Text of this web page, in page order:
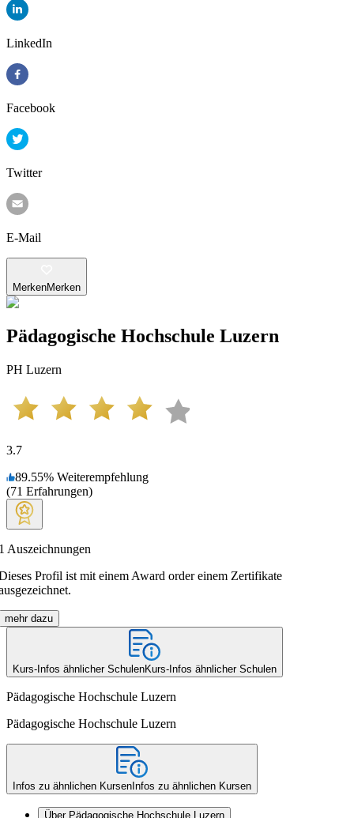
LinkedIn
Facebook
Twitter
E-Mail
MerkenMerken
Pädagogische Hochschule Luzern
PH Luzern
3.7
89.55% Weiterempfehlung
(71 Erfahrungen)
Auszeichnungen
Profil ist mit einem Award order einem Zertifikate
mehr dazu
Kurs-Infos ähnlicher SchulenKurs-Infos ähnlicher Schulen
Pädagogische Hochschule Luzern
Pädagogische Hochschule Luzern
Infos zu ähnlichen Kursen Infos zu ähnlichen Kursen
Über Pädagogische Hochschule Luzern